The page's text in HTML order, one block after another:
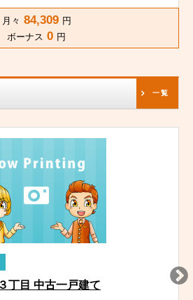
月々 84,309 円
ボーナス 0 円
一覧
丁目 中古一戸建て